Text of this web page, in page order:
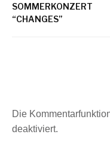
SOMMERKONZERT
“CHANGES”
Die
deaktiviert.